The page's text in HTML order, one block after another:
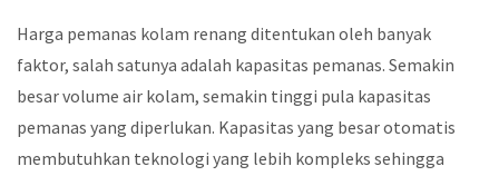
Harga pemanas kolam renang ditentukan oleh banyak
faktor, salah satunya adalah kapasitas pemanas. Semakin
besar volume air kolam, semakin tinggi pula kapasitas
pemanas yang diperlukan. Kapasitas yang besar otomatis
membutuhkan teknologi yang lebih kompleks sehingga